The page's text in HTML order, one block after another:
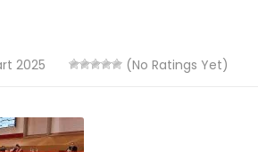
2025 (No Ratings Yet)